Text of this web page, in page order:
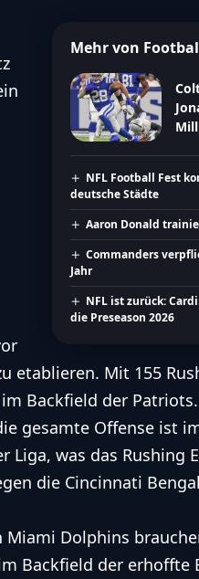
Mehr von
NFL Football Fest
deutsche Städte
Aaron Donald
Commanders
Jahr
NFL ist zurück:
die Preseason 2026
etablieren. Mit 155
Backfield der Patriots.
gesamte Offense ist
Liga, was das Rushing
die Cincinnati
Miami Dolphins
Backfield der erhoffte